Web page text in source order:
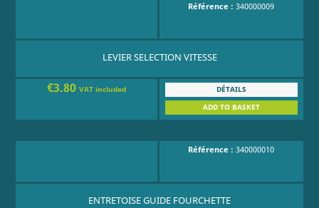
Référence :340000009
LEVIER SELECTION VITESSE
€3.80VAT included
DÉTAILS
ADD TO BASKET
Référence :340000010
ENTRETOISE GUIDE FOURCHETTE